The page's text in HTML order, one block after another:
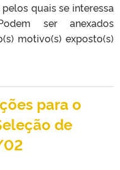
quais se interessa
ser anexados
motivo(s) exposto(s)
para o
de
02